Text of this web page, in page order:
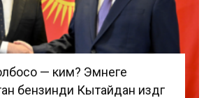
— ким? Эмнеге
бензинди Кытайдан издөөгө